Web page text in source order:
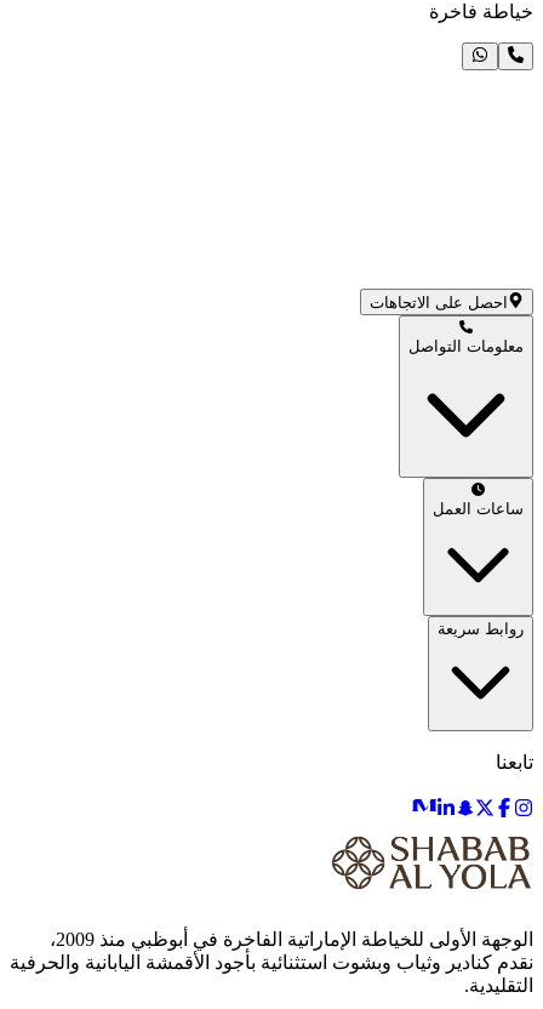
خياطة فاخرة
احصل على الاتجاهات
معلومات التواصل
ساعات العمل
روابط سريعة
تابعنا
الوجهة الأولى للخياطة الإماراتية الفاخرة في أبوظبي منذ 2009،
نقدم كنادير وثياب وبشوت استثنائية بأجود الأقمشة اليابانية والحرفية
التقليدية.